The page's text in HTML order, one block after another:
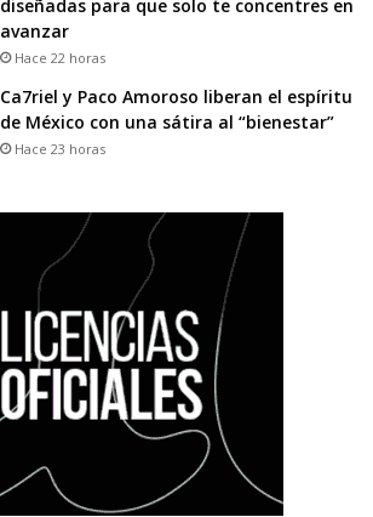
diseñadas para que solo te concentres en
avanzar
Hace 22 horas
Ca7riel y Paco Amoroso liberan el espíritu
de México con una sátira al “bienestar”
Hace 23 horas